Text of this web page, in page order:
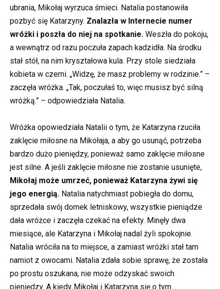
ubrania, Mikołaj wyrzuca śmieci. Natalia postanowiła
pozbyć się Katarzyny. Znalazła w Internecie numer
wróżki i poszła do niej na spotkanie. Weszła do pokoju,
a wewnątrz od razu poczuła zapach kadzidła. Na środku
stał stół, na nim kryształowa kula. Przy stole siedziała
kobieta w czerni. „Widzę, że masz problemy w rodzinie.” –
zaczęła wróżka. „Tak, poczułaś to, więc musisz być silną
wróżką.” – odpowiedziała Natalia.
Wróżka opowiedziała Natalii o tym, że Katarzyna rzuciła
zaklęcie miłosne na Mikołaja, a aby go usunąć, potrzeba
bardzo dużo pieniędzy, ponieważ samo zaklęcie miłosne
jest silne. A jeśli zaklęcie miłosne nie zostanie usunięte,
Mikołaj może umrzeć, ponieważ Katarzyna żywi się
jego energią. Natalia natychmiast pobiegła do domu,
sprzedała swój domek letniskowy, wszystkie pieniądze
dała wróżce i zaczęła czekać na efekty. Minęły dwa
miesiące, ale Katarzyna i Mikołaj nadal żyli spokojnie.
Natalia wróciła na to miejsce, a zamiast wróżki stał tam
namiot z owocami. Natalia zdała sobie sprawę, że została
po prostu oszukana, nie może odzyskać swoich
pieniędzy. A kiedy Mikołaj i Katarzyna się o tym